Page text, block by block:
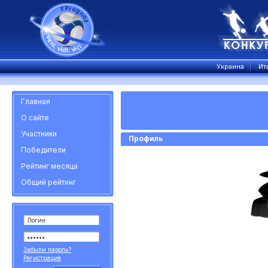
Украина
Главная
О сайте
Участники
Победители
Рейтинг месяца
Общий рейтинг
Забыли пароль?
Регистрация
Профиль